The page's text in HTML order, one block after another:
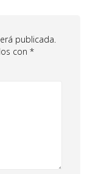
publicada.
con *